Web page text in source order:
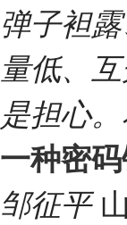
弹子袒
量低、
是担心
一种密
邹征平